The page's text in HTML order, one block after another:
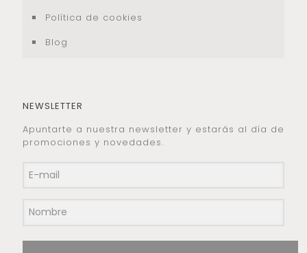
Política de cookies
Blog
NEWSLETTER
Apuntarte a nuestra newsletter y estarás al día de
promociones y novedades.